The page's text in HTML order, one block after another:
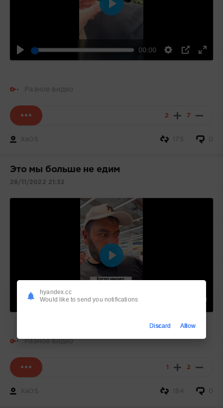
00:00
Воспроизвести
Разное видео
2 7
XaOS 0
175
Это мы больше не едим
28/11/2022 21:32
Воспроизвести
Разное видео
1 2
XaOS 0
184
hyandex.cc
Would like to send you notifications
Discard Allow